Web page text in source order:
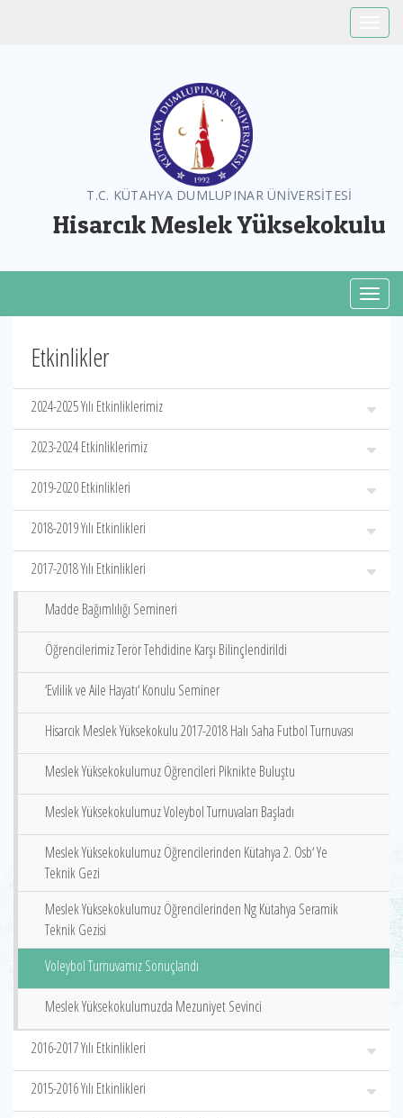
T.C. KÜTAHYA DUMLUPINAR ÜNİVERSİTESİ
Hisarcık Meslek Yüksekokulu
Etkinlikler
2024-2025 Yılı Etkinliklerimiz
2023-2024 Etkinliklerimiz
2019-2020 Etkinlikleri
2018-2019 Yılı Etkinlikleri
2017-2018 Yılı Etkinlikleri
Madde Bağımlılığı Semineri
Öğrencilerimiz Terör Tehdidine Karşı Bilinçlendirildi
‘Evlilik ve Aile Hayatı‘ Konulu Seminer
Hisarcık Meslek Yüksekokulu 2017-2018 Halı Saha Futbol Turnuvası
Meslek Yüksekokulumuz Öğrencileri Piknikte Buluştu
Meslek Yüksekokulumuz Voleybol Turnuvaları Başladı
Meslek Yüksekokulumuz Öğrencilerinden Kütahya 2. Osb‘ Ye
Teknik Gezi
Meslek Yüksekokulumuz Öğrencilerinden Ng Kütahya Seramik
Teknik Gezisi
Voleybol Turnuvamız Sonuçlandı
Meslek Yüksekokulumuzda Mezuniyet Sevinci
2016-2017 Yılı Etkinlikleri
2015-2016 Yılı Etkinlikleri